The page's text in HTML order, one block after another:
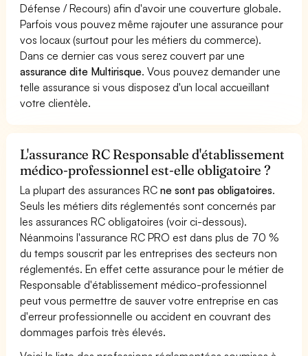
Défense / Recours) afin d'avoir une couverture globale.
Parfois vous pouvez même rajouter une assurance pour
vos locaux (surtout pour les métiers du commerce).
Dans ce dernier cas vous serez couvert par une
assurance dite Multirisque. Vous pouvez demander une
telle assurance si vous disposez d'un local accueillant
votre clientèle.
L'assurance RC Responsable d'établissement
médico-professionnel est-elle obligatoire ?
La plupart des assurances RCne sont pas obligatoires.
Seuls les métiers dits réglementés sont concernés par
les assurances RC obligatoires (voir ci-dessous).
Néanmoins l'assurance RC PRO est dans plus de 70 %
du temps souscrit par les entreprises des secteurs non
réglementés. En effet cette assurance pour le métier de
Responsable d'établissement médico-professionnel
peut vous permettre de sauver votre entreprise en cas
d'erreur professionnelle ou accident en couvrant des
dommages parfois très élevés.